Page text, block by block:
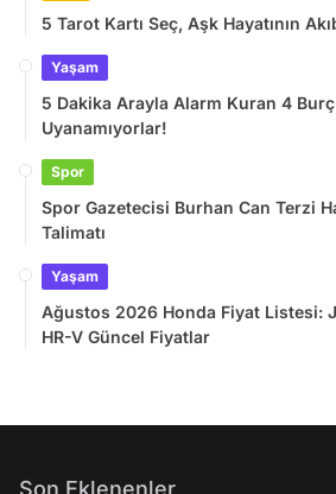
5 Tarot Kartı Seç, Aşk Hayatının
Yaşam
5 Dakika Arayla Alarm Kuran 4
Uyanamıyorlar!
Spor
Spor Gazetecisi Burhan Can Terzi
Talimatı
Yaşam
Ağustos 2026 Honda Fiyat Listesi:
HR-V Güncel Fiyatlar
Son Eklenenler